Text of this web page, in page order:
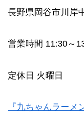
長野県岡谷市川岸
営業時間 11:30～
定休日 火曜日
『九ちゃんラー